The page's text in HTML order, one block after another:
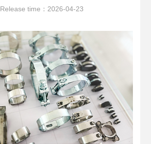
Release time：2026-04-23